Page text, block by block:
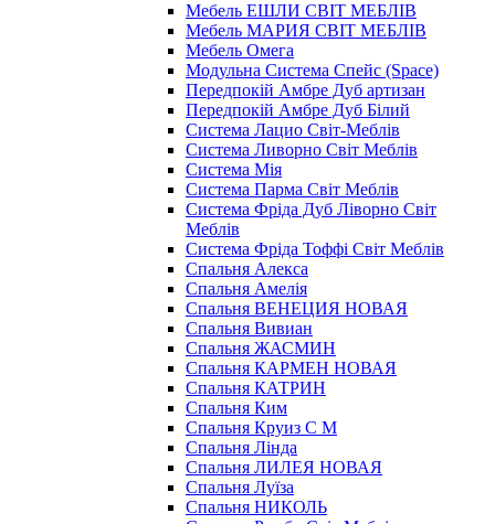
Мебель ЕШЛИ СВІТ МЕБЛІВ
Мебель МАРИЯ СВІТ МЕБЛІВ
Мебель Омега
Модульна Cистема Спейс (Space)
Передпокій Амбре Дуб артизан
Передпокій Амбре Дуб Білий
Система Лацио Світ-Меблів
Система Ливорно Світ Меблів
Система Мія
Система Парма Свiт Меблiв
Система Фріда Дуб Ліворно Світ
Меблів
Система Фріда Тоффі Світ Меблів
Спальня Алекса
Спальня Амелія
Спальня ВЕНЕЦИЯ НОВАЯ
Спальня Вивиан
Спальня ЖАСМИН
Спальня КАРМЕН НОВАЯ
Спальня КАТРИН
Спальня Ким
Спальня Круиз С М
Спальня Лінда
Спальня ЛИЛЕЯ НОВАЯ
Спальня Луїза
Спальня НИКОЛЬ